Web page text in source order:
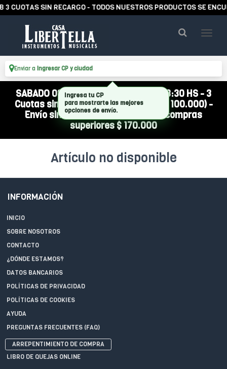
CUOTAS SIN RECARGO - TODOS NUESTROS PRODUCTOS SE
Enviar a Ingresar CP y ciudad
SABADO 08/08 ABIERTO DE 10:00 A 13:30 HS - 3
Cuotas sin interés (compra mínima $ 100.000) -
Envío sin cargo a todo el país por compras
superiores $ 170.000
Artículo no disponible
INFORMACIÓN
INICIO
SOBRE NOSOTROS
CONTACTO
¿DÓNDE ESTAMOS?
DATOS BANCARIOS
POLÍTICAS DE PRIVACIDAD
POLÍTICAS DE COOKIES
AYUDA
PREGUNTAS FRECUENTES (FAQ)
ARREPENTIMIENTO DE COMPRA
LIBRO DE QUEJAS ONLINE
Ingresa tu CP
para mostrarte las mejores
opciones de envío.